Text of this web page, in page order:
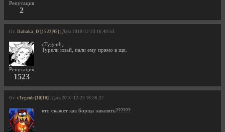
Репутация
2
От: Dahaka_D [1523|95] | Дата 2010-12-23 16:40:53
Репутация
1523
cTygenb,
Турели юзай, пали ему прямо в щи.
От: cTygenb [10|10] | Дата 2010-12-23 16:36:27
кто скажет как борща завалить??????